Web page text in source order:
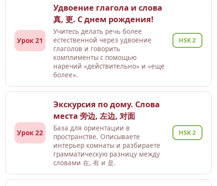
Урок 21
Удвоение глагола и слова
真, 更. С днем рождения!
Учитесь делать речь более
естественной через удвоение
глаголов и говорить
комплименты с помощью
наречий «действительно» и «еще
более».
HSK 2
Урок 22
Экскурсия по дому. Слова
места 旁边, 左边, 对面
База для ориентации в
пространстве. Описываете
интерьер комнаты и разбираете
грамматическую разницу между
словами 在, 有 и 是.
HSK 2